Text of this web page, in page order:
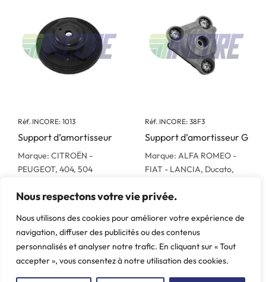
Nous respectons votre vie privée.
Nous utilisons des cookies pour améliorer votre expérience de
navigation, diffuser des publicités ou des contenus
personnalisés et analyser notre trafic. En cliquant sur « Tout
accepter », vous consentez à notre utilisation des cookies.
Réf. INCORE: 1013
Support d’amortisseur
Marque: CITROËN -
PEUGEOT, 404, 504
Réf. INCORE: 38F3
Support d’amortisseur G
Marque: ALFA ROMEO -
FIAT - LANCIA, Ducato,
Boxer III, Jumper II & III